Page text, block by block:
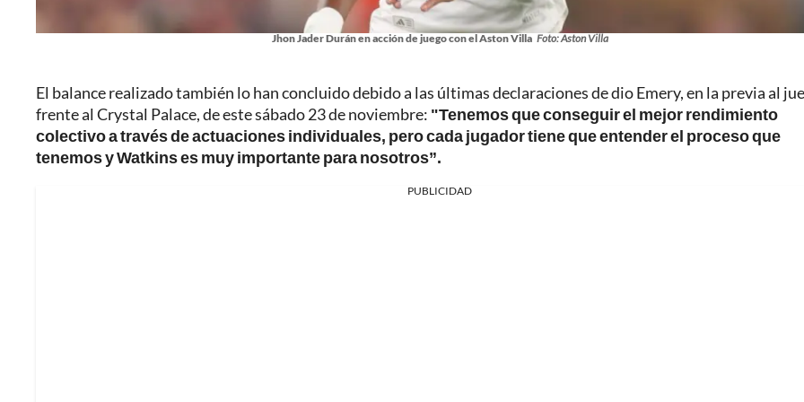
Jhon Jader Durán en acción de juego con el Aston Villa Foto: Aston Villa
El balance realizado también lo han concluido debido a las últimas declaraciones de dio Emery, en la previa al
frente al Crystal Palace, de este sábado 23 de noviembre: "Tenemos que conseguir el mejor rendimiento
colectivo a través de actuaciones individuales, pero cada jugador tiene que entender el proceso que
tenemos y Watkins es muy importante para nosotros”.
PUBLICIDAD